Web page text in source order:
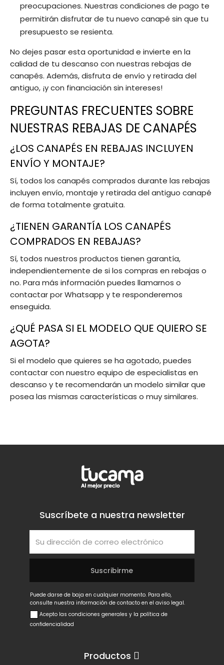
preocupaciones. Nuestras condiciones de pago te
permitirán disfrutar de tu nuevo canapé sin que tu
presupuesto se resienta.
No dejes pasar esta oportunidad e invierte en la
calidad de tu descanso con nuestras rebajas de
canapés. Además, disfruta de envío y retirada del
antiguo, ¡y con financiación sin intereses!
PREGUNTAS FRECUENTES SOBRE
NUESTRAS REBAJAS DE CANAPÉS
¿LOS CANAPÉS EN REBAJAS INCLUYEN
ENVÍO Y MONTAJE?
Sí, todos los canapés comprados durante las rebajas
incluyen envío, montaje y retirada del antiguo canapé
de forma totalmente gratuita.
¿TIENEN GARANTÍA LOS CANAPÉS
COMPRADOS EN REBAJAS?
Sí, todos nuestros productos tienen garantía,
independientemente de si los compras en rebajas o
no. Para más información puedes llamarnos o
contactar por Whatsapp y te responderemos
enseguida.
¿QUÉ PASA SI EL MODELO QUE QUIERO SE
AGOTA?
Si el modelo que quieres se ha agotado, puedes
contactar con nuestro equipo de especialistas en
descanso y te recomendarán un modelo similar que
posea las mismas características o muy similares.
Productos
Suscríbete a nuestra newsletter
Puede darse de baja en cualquier momento. Para ello,
consulte nuestra información de contacto en el aviso legal.
Acepto las condiciones generales y la política de
confidencialidad